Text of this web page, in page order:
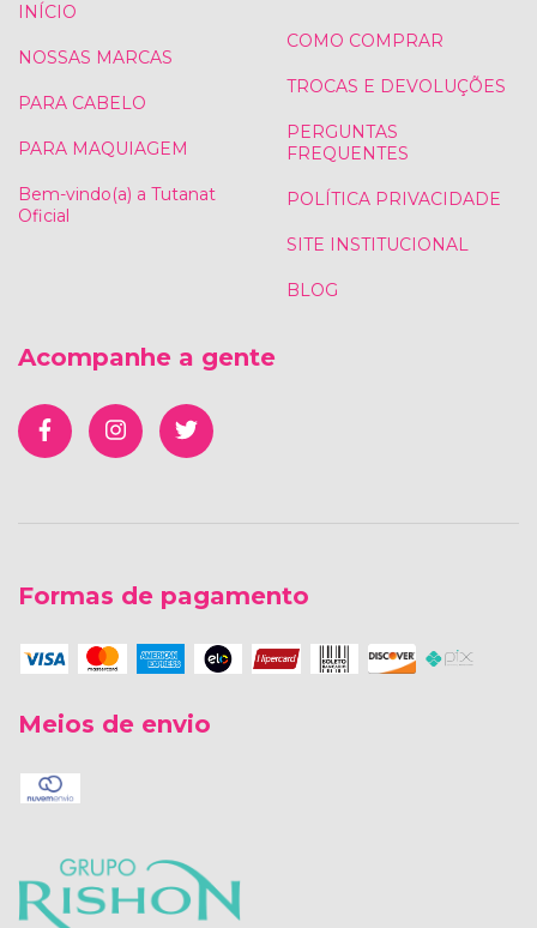
INÍCIO
NOSSAS MARCAS
PARA CABELO
PARA MAQUIAGEM
Bem-vindo(a) a Tutanat
Oficial
COMO COMPRAR
TROCAS E DEVOLUÇÕES
PERGUNTAS
FREQUENTES
POLÍTICA PRIVACIDADE
SITE INSTITUCIONAL
BLOG
Acompanhe a gente
Formas de pagamento
Meios de envio